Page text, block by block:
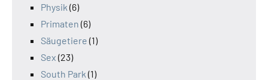
Physik (6)
Primaten (6)
Säugetiere (1)
Sex (23)
South Park (1)